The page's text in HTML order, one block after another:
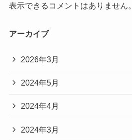
表示できるコメントはありません。
アーカイブ
2026年3月
2024年5月
2024年4月
2024年3月